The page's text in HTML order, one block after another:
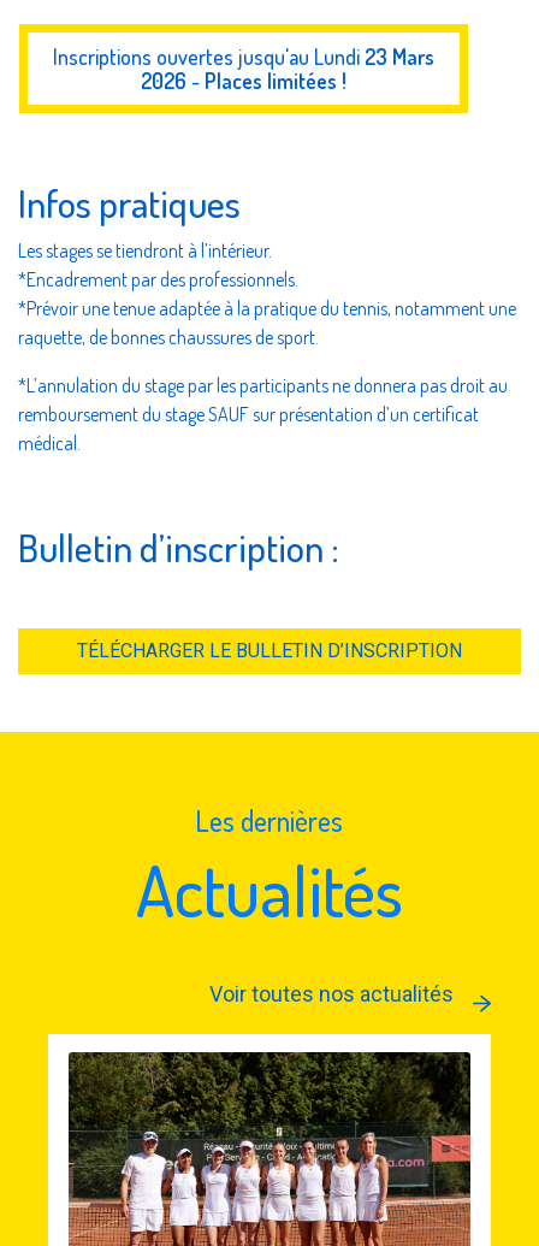
Inscriptions ouvertes jusqu'au Lundi 23 Mars
2026 - Places limitées !
Infos pratiques
Les stages se tiendront à l’intérieur.
*Encadrement par des professionnels.
*Prévoir une tenue adaptée à la pratique du tennis, notamment une
raquette, de bonnes chaussures de sport.
*L’annulation du stage par les participants ne donnera pas droit au
remboursement du stage SAUF sur présentation d’un certificat
médical.
Bulletin d’inscription :
TÉLÉCHARGER LE BULLETIN D’INSCRIPTION
Les dernières
Actualités
Voir toutes nos actualités